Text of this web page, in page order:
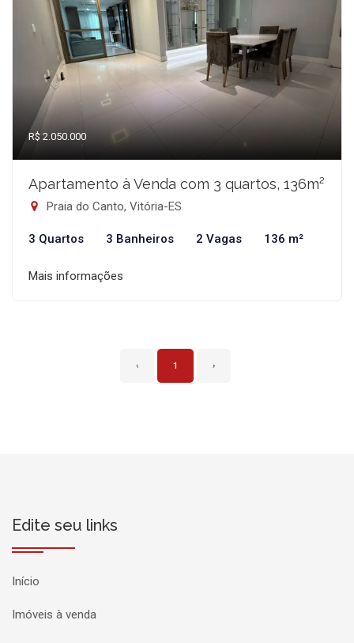
R$ 2.050.000
Apartamento à Venda com 3 quartos, 136m²
Praia do Canto, Vitória-ES
3 Quartos 3 Banheiros 2 Vagas 136 m²
Mais informações
‹ 1 ›
Edite seu links
Início
Imóveis à venda